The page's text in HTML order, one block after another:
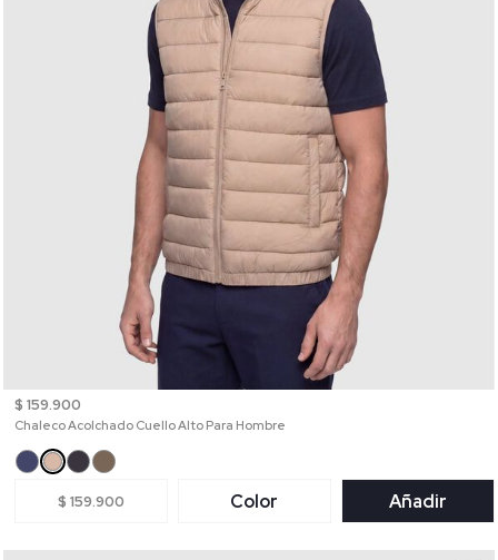
$ 159.900
Chaleco Acolchado Cuello Alto Para Hombre
$ 159.900 Color Añadir